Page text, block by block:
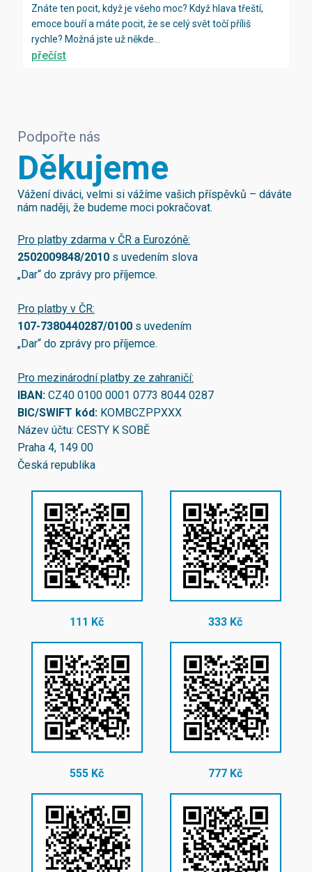
Znáte ten pocit, když je všeho moc? Když hlava třeští,
emoce bouří a máte pocit, že se celý svět točí příliš
rychle? Možná jste už někde...
přečíst
Podpořte nás
Děkujeme
Vážení diváci, velmi si vážíme vašich příspěvků – dáváte
nám naději, že budeme moci pokračovat.
Pro platby zdarma v ČR a Eurozóně:
2502009848/2010 s uvedením slova
„Dar“ do zprávy pro příjemce.
Pro platby v ČR:
107-7380440287/0100 s uvedením
„Dar“ do zprávy pro příjemce.
Pro mezinárodní platby ze zahraničí:
IBAN: CZ40 0100 0001 0773 8044 0287
BIC/SWIFT kód: KOMBCZPPXXX
Název účtu: CESTY K SOBĚ
Praha 4, 149 00
Česká republika
111 Kč 333 Kč
555 Kč 777 Kč